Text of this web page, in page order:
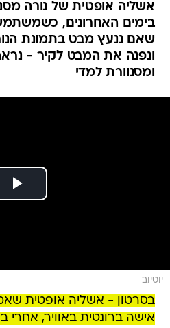
אשליה אופטית של נורה
בימים האחרונים,
ונפנה את המבט לקיר -
ומסנוורת למדי
יוטיוב
בסרטון - אשליה אופטית